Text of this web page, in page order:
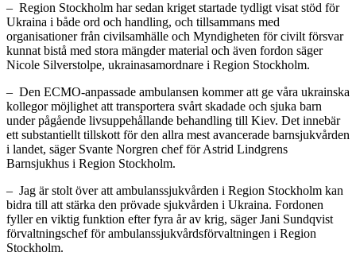
– Region Stockholm har sedan kriget startade tydligt visat stöd för
Ukraina i både ord och handling, och tillsammans med
organisationer från civilsamhälle och Myndigheten för civilt försvar
kunnat bistå med stora mängder material och även fordon säger
Nicole Silverstolpe, ukrainasamordnare i Region Stockholm.
– Den ECMO-anpassade ambulansen kommer att ge våra ukrainska
kollegor möjlighet att transportera svårt skadade och sjuka barn
under pågående livsuppehållande behandling till Kiev. Det innebär
ett substantiellt tillskott för den allra mest avancerade barnsjukvården
i landet, säger Svante Norgren chef för Astrid Lindgrens
Barnsjukhus i Region Stockholm.
– Jag är stolt över att ambulanssjukvården i Region Stockholm kan
bidra till att stärka den prövade sjukvården i Ukraina. Fordonen
fyller en viktig funktion efter fyra år av krig, säger Jani Sundqvist
förvaltningschef för ambulanssjukvårdsförvaltningen i Region
Stockholm.